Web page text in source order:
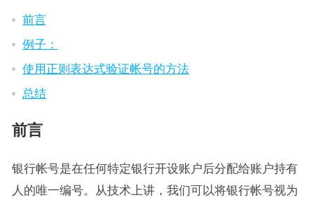
前言
例子：
使用正则表达式验证帐号的方法
总结
前言
银行帐号是在任何特定银行开设账户后分配给账户持有
人的唯一编号。从技术上讲，我们可以将银行帐号视为